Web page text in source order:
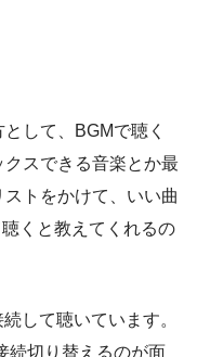
して、BGMで聴く
スできる音楽とか最
トをかけて、いい曲
くと教えてくれるの
して聴いています。
続切り替えるのが面